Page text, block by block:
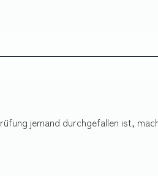
jemand durchgefallen ist,